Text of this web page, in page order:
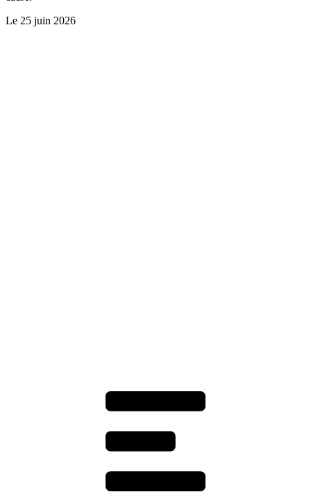
Le 25 juin 2026